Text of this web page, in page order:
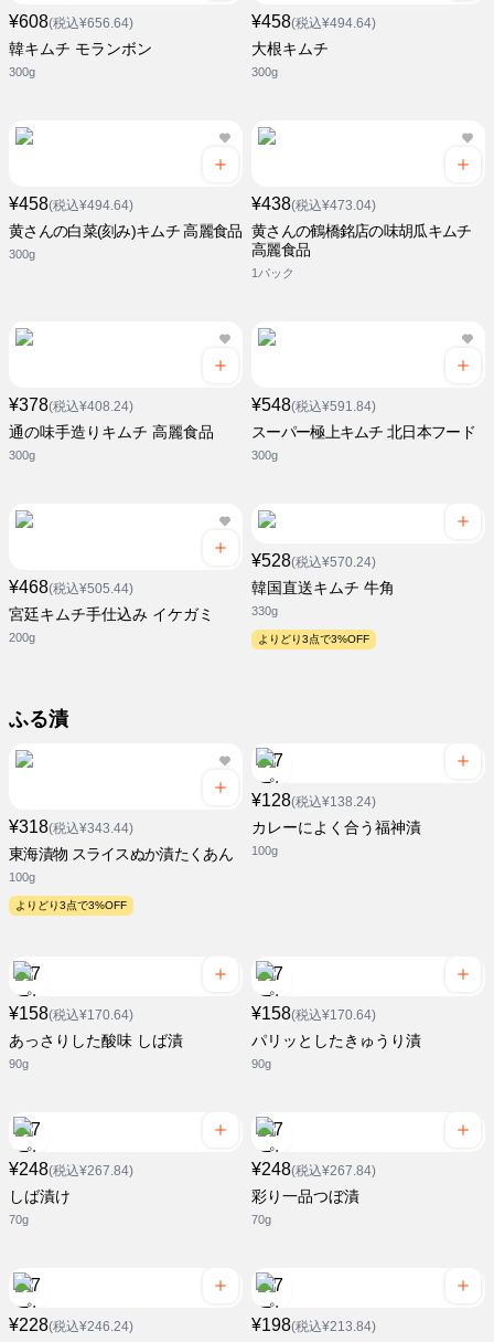
¥608(税込¥656.64)
韓キムチ モランボン
300g
¥458(税込¥494.64)
大根キムチ
300g
¥458(税込¥494.64)
黄さんの白菜(刻み)キムチ 高麗食品
300g
¥438(税込¥473.04)
黄さんの鶴橋銘店の味胡瓜キムチ
高麗食品
1パック
¥378(税込¥408.24)
通の味手造りキムチ 高麗食品
300g
¥548(税込¥591.84)
スーパー極上キムチ 北日本フード
300g
¥468(税込¥505.44)
宮廷キムチ手仕込み イケガミ
200g
¥528(税込¥570.24)
韓国直送キムチ 牛角
330g
よりどり3点で3%OFF
ふる漬
¥318(税込¥343.44)
東海漬物 スライスぬか漬たくあん
100g
よりどり3点で3%OFF
¥128(税込¥138.24)
カレーによく合う福神漬
100g
¥158(税込¥170.64)
あっさりした酸味 しば漬
90g
¥158(税込¥170.64)
パリッとしたきゅうり漬
90g
¥248(税込¥267.84)
しば漬け
70g
¥248(税込¥267.84)
彩り一品つぼ漬
70g
¥228(税込¥246.24) ¥198(税込¥213.84)